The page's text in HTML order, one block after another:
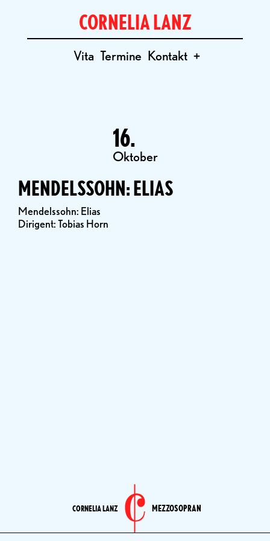
CORNELIA LANZ
Vita Termine Kontakt +
16.
Oktober
MENDELSSOHN: ELIAS
Mendelssohn: Elias
Dirigent: Tobias Horn
CORNELIA LANZ MEZZOSOPRAN